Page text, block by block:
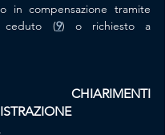
in compensazione tramite
ceduto (9) o richiesto a